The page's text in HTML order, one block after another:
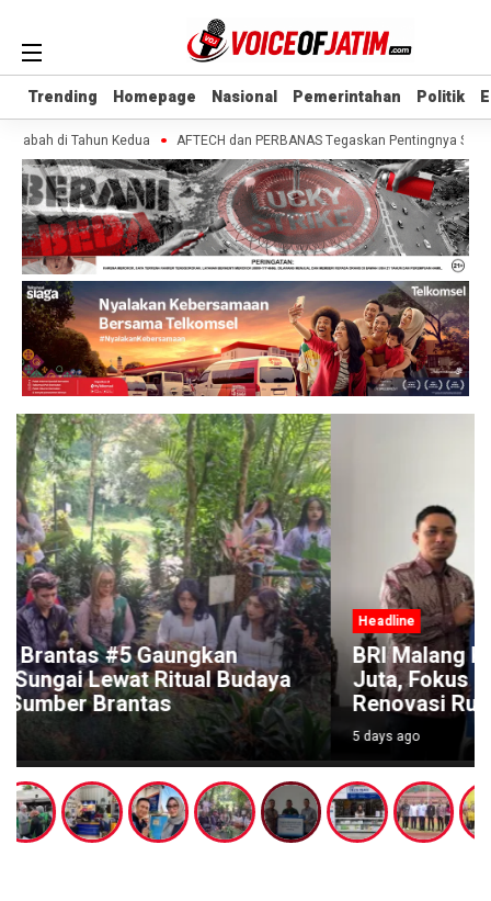
Trending Homepage Nasional Pemerintahan Politik
Trending Homepage Nasional Pemerintahan Politik
di Tahun Kedua AFTECH dan PERBANAS Tegaskan Pentingnya
Headline
BRI Malang Kawi Salurkan TJSL Rp642
Juta, Fokus Perkuat Pendidikan dan
Renovasi Rumah Ibadah
5 days ago